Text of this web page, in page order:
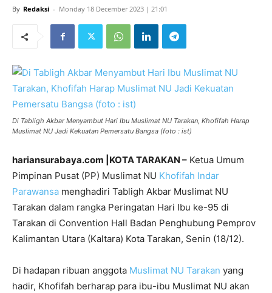
By Redaksi - Monday 18 December 2023 | 21:01
Di Tabligh Akbar Menyambut Hari Ibu Muslimat NU Tarakan, Khofifah Harap
Muslimat NU Jadi Kekuatan Pemersatu Bangsa (foto : ist)
hariansurabaya.com |KOTA TARAKAN – Ketua Umum
Pimpinan Pusat (PP) Muslimat NU Khofifah Indar
Parawansa menghadiri Tabligh Akbar Muslimat NU
Tarakan dalam rangka Peringatan Hari Ibu ke-95 di
Tarakan di Convention Hall Badan Penghubung Pemprov
Kalimantan Utara (Kaltara) Kota Tarakan, Senin (18/12).
Di hadapan ribuan anggota Muslimat NU Tarakan yang
hadir, Khofifah berharap para ibu-ibu Muslimat NU akan